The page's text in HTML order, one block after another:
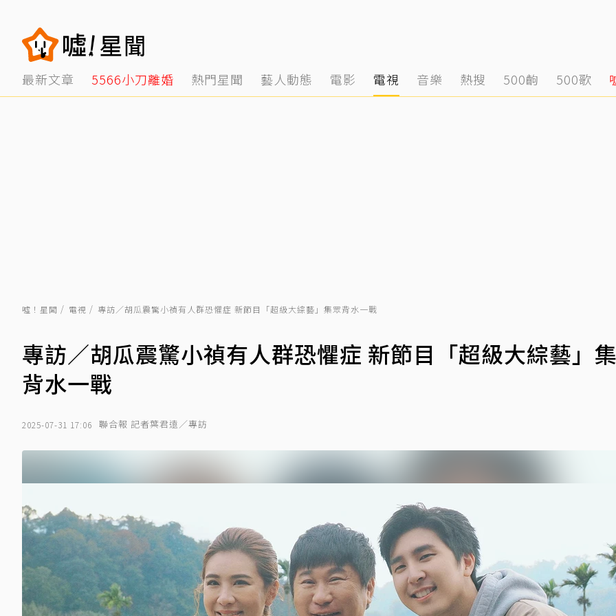
最新文章 5566小刀離婚 熱門星聞 藝人動態 電影 電視 音樂 熱搜 500齣 500歌
噓！星聞 電視 專訪／胡瓜震驚小禎有人群恐懼症 新節目「超級大綜藝」集眾背水一戰
專訪／胡瓜震驚小禎有人群恐懼症 新節目「超級大綜藝」
背水一戰
2025-07-31 17:06 聯合報 記者葉君遠／專訪